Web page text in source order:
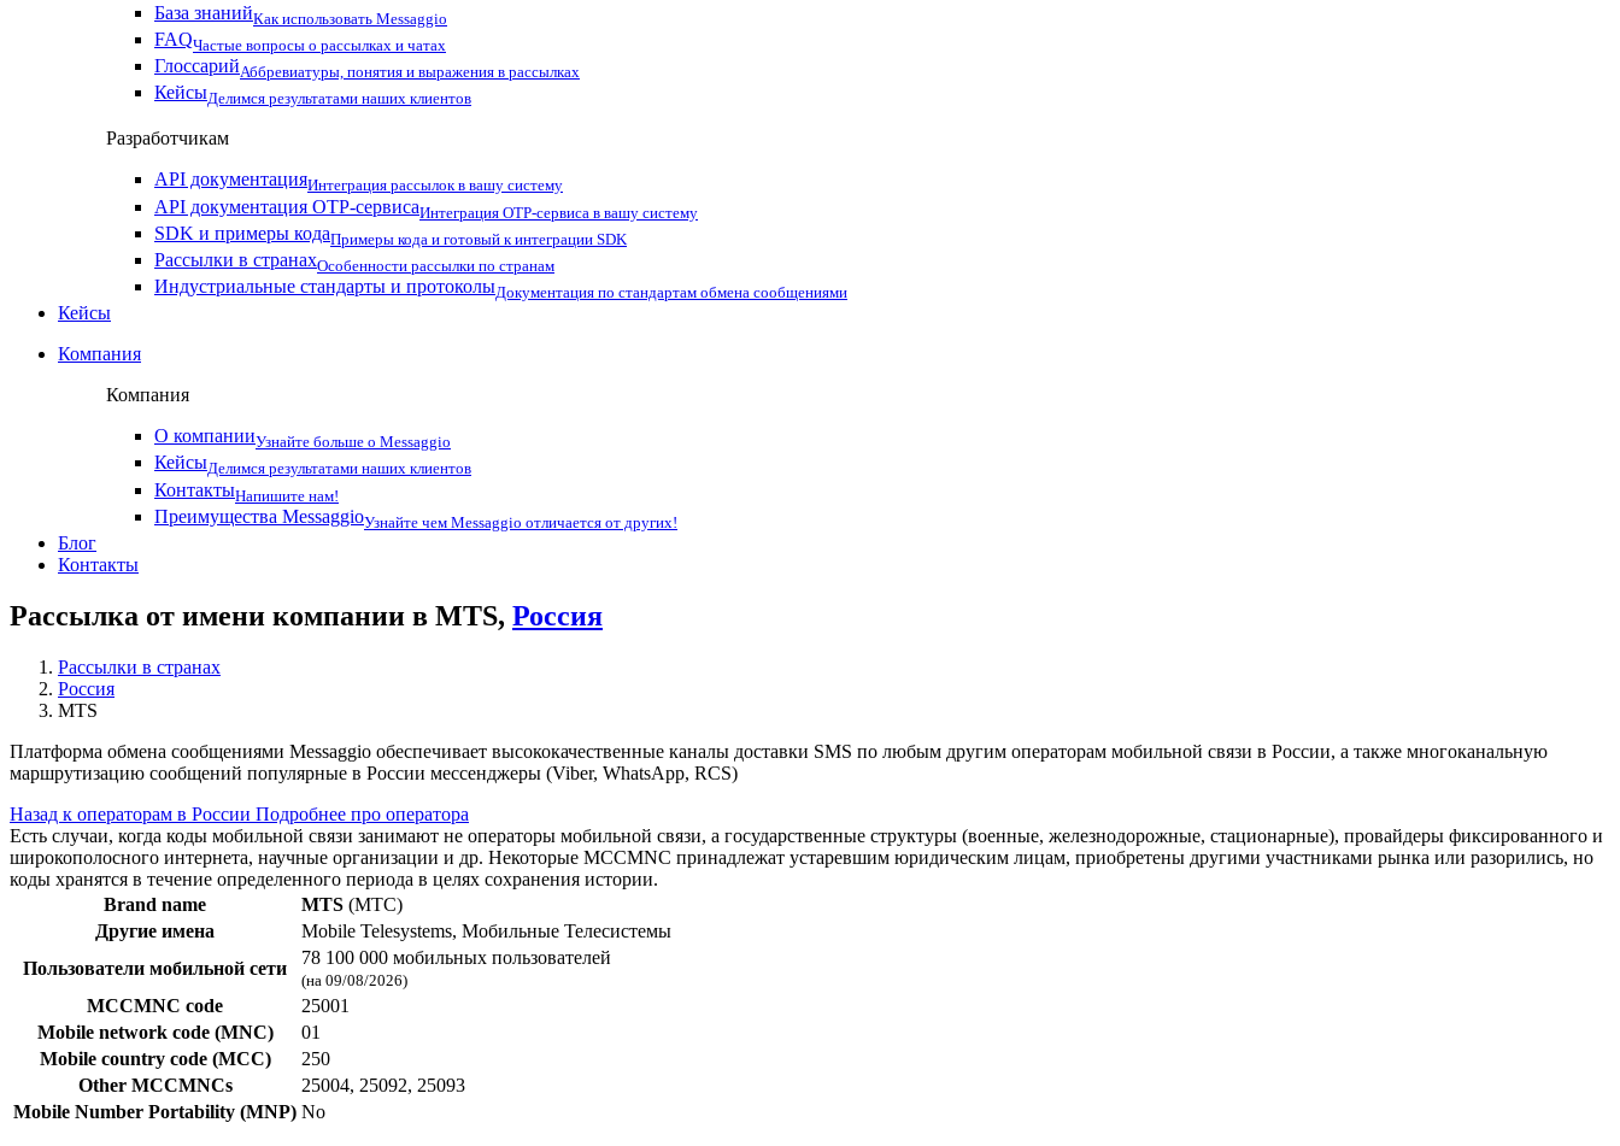
База знанийКак использовать Messaggio
FAQЧастые вопросы о рассылках и чатах
ГлоссарийАббревиатуры, понятия и выражения в рассылках
КейсыДелимся результатами наших клиентов
Разработчикам
API документацияИнтеграция рассылок в вашу систему
API документация OTP-сервисаИнтеграция OTP-сервиса в вашу систему
SDK и примеры кодаПримеры кода и готовый к интеграции SDK
Рассылки в странахОсобенности рассылки по странам
Индустриальные стандарты и протоколыДокументация по стандартам обмена сообщениями
Кейсы
Компания
Компания
О компанииУзнайте больше о Messaggio
КейсыДелимся результатами наших клиентов
КонтактыНапишите нам!
Преимущества MessaggioУзнайте чем Messaggio отличается от других!
Блог
Контакты
Рассылка от имени компании в MTS, Россия
Рассылки в странах
Россия
MTS
Платформа обмена сообщениями Messaggio обеспечивает высококачественные каналы доставки SMS по любым другим операторам мобильной связи в России, а также многоканальную
маршрутизацию сообщений популярные в России мессенджеры (Viber, WhatsApp, RCS)
Назад к операторам в России Подробнее про оператора
Есть случаи, когда коды мобильной связи занимают не операторы мобильной связи, а государственные структуры (военные, железнодорожные, стационарные), провайдеры фиксированного и
широкополосного интернета, научные организации и др. Некоторые MCCMNC принадлежат устаревшим юридическим лицам, приобретены другими участниками рынка или разорились, но
коды хранятся в течение определенного периода в целях сохранения истории.
Brand name
MTS (МТС)
Другие имена
Mobile Telesystems, Мобильные Телесистемы
Пользователи мобильной сети
78 100 000 мобильных пользователей
(на 09/08/2026)
MCCMNC code
25001
Mobile network code (MNC)
01
Mobile country code (MCC)
250
Other MCCMNCs
25004, 25092, 25093
Mobile Number Portability (MNP) No